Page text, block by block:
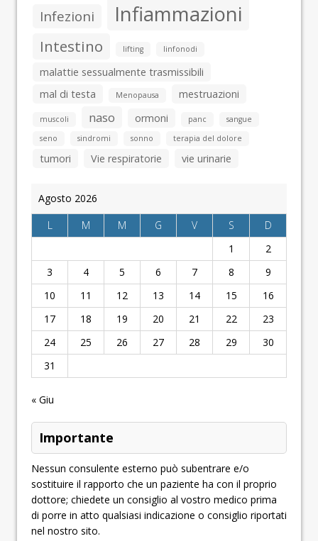
Infezioni Infiammazioni
Intestino lifting linfonodi
malattie sessualmente trasmissibili
mal di testa
Menopausa mestruazioni
muscoli naso ormoni panc
sangue
seno
sindromi sonno terapia del dolore
tumori Vie respiratorie vie urinarie
Agosto 2026
L
M M G V S
D
1
2
3
4 5 6 7 8
9
10
11 12 13 14 15
16
17
18 19 20 21 22
23
24
25 26 27 28 29
30
31
« Giu
Importante
Nessun consulente esterno può subentrare e/o
sostituire il rapporto che un paziente ha con il proprio
dottore; chiedete un consiglio al vostro medico prima
di porre in atto qualsiasi indicazione o consiglio riportati
nel nostro sito.